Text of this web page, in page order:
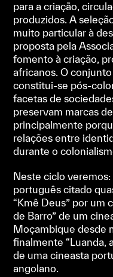
para a criação,
produzidos. A
muito particular à
proposta pela
fomento à criação,
africanos. O
constitui-se pós-
facetas de
preservam marcas
principalmente
relações entre
durante o
Neste ciclo veremos:
português citado
“Kmê Deus” por um
de Barro” de um
Moçambique desde
finalmente “Luanda,
de uma cineasta
angolano.